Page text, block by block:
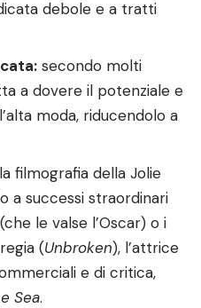
debole e a tratti
secondo molti
a dovere il potenziale e
moda, riducendolo a
filmografia della Jolie
a successi straordinari
(che le valse l’Oscar) o i
(Unbroken), l’attrice
e di critica,
Sea.